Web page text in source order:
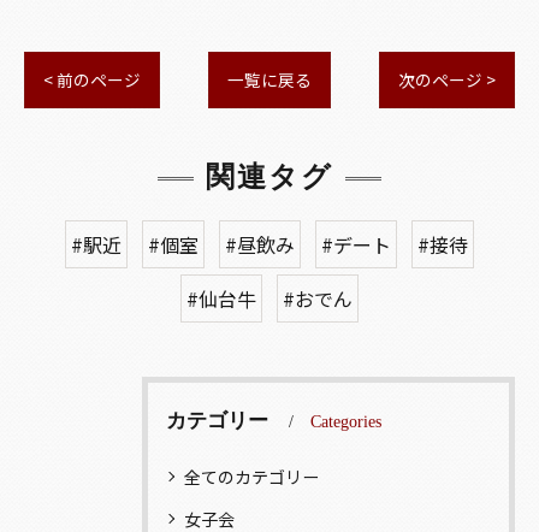
< 前のページ 一覧に戻る 次のページ >
関連タグ
#駅近 #個室 #昼飲み #デート
#接待
#仙台牛
#おでん
カテゴリー Categories
全てのカテゴリー
女子会